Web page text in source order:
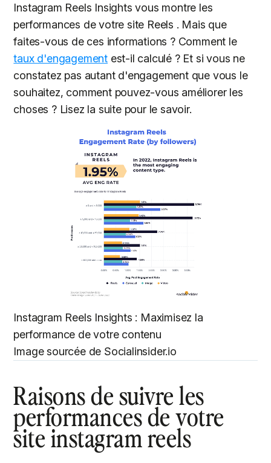
Instagram Reels Insights vous montre les
performances de votre site Reels . Mais que
faites-vous de ces informations ? Comment le
taux d'engagement est-il calculé ? Et si vous ne
constatez pas autant d'engagement que vous le
souhaitez, comment pouvez-vous améliorer les
choses ? Lisez la suite pour le savoir.
Instagram Reels Insights : Maximisez la
performance de votre contenu
Image sourcée de Socialinsider.io
Raisons de suivre les
performances de votre
site instagram reels